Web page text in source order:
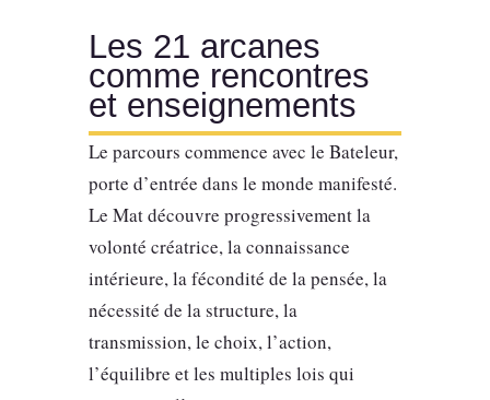
Les 21 arcanes
comme rencontres
et enseignements
Le parcours commence avec le Bateleur,
porte d’entrée dans le monde manifesté.
Le Mat découvre progressivement la
volonté créatrice, la connaissance
intérieure, la fécondité de la pensée, la
nécessité de la structure, la
transmission, le choix, l’action,
l’équilibre et les multiples lois qui